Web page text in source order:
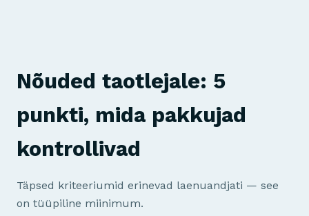
Nõuded taotlejale: 5
punkti, mida pakkujad
kontrollivad
Täpsed kriteeriumid erinevad laenuandjati — see
on tüüpiline miinimum.